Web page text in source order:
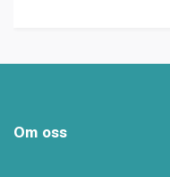
Om oss